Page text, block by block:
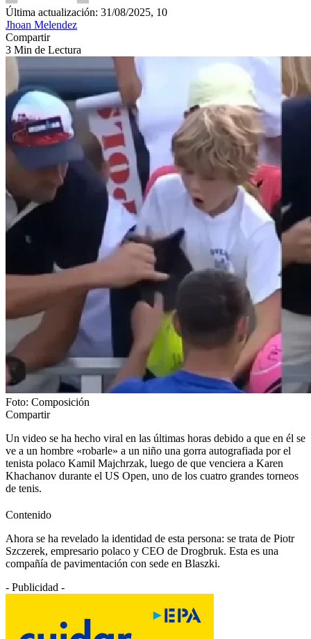
Última actualización: 31/08/2025, 10
Jhoan Melendez
Compartir
3 Min de Lectura
Foto: Composición
Compartir
Un video se ha hecho viral en las últimas horas debido a que en él se
ve a un hombre «robarle» a un niño una gorra autografiada por el
tenista polaco Kamil Majchrzak, luego de que venciera a Karen
Khachanov durante el US Open, uno de los cuatro grandes torneos
de tenis.
Contenido
Ahora se ha revelado la identidad de esta persona: se trata de Piotr
Szczerek, empresario polaco y CEO de Drogbruk. Esta es una
compañía de pavimentación con sede en Blaszki.
- Publicidad -